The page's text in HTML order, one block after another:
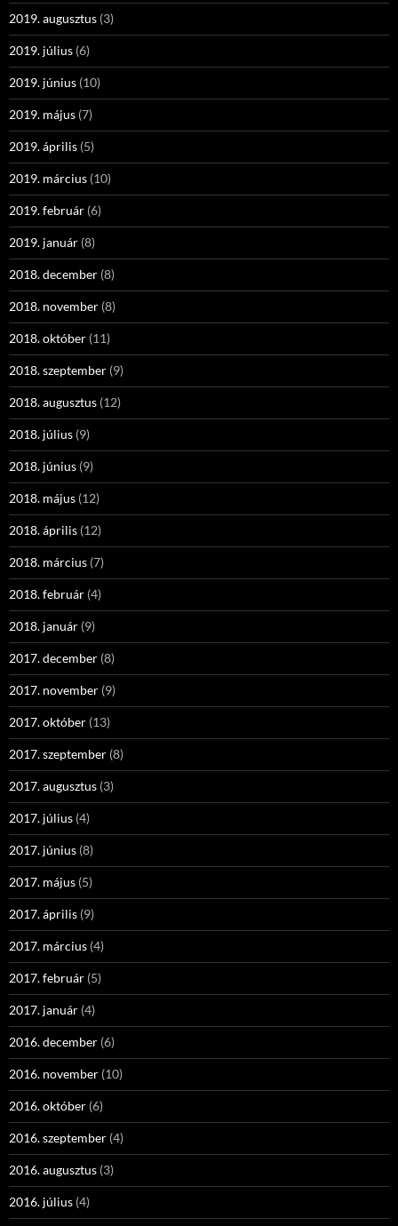
2019. augusztus (3)
2019. július (6)
2019. június (10)
2019. május (7)
2019. április (5)
2019. március (10)
2019. február (6)
2019. január (8)
2018. december (8)
2018. november (8)
2018. október (11)
2018. szeptember (9)
2018. augusztus (12)
2018. július (9)
2018. június (9)
2018. május (12)
2018. április (12)
2018. március (7)
2018. február (4)
2018. január (9)
2017. december (8)
2017. november (9)
2017. október (13)
2017. szeptember (8)
2017. augusztus (3)
2017. július (4)
2017. június (8)
2017. május (5)
2017. április (9)
2017. március (4)
2017. február (5)
2017. január (4)
2016. december (6)
2016. november (10)
2016. október (6)
2016. szeptember (4)
2016. augusztus (3)
2016. július (4)